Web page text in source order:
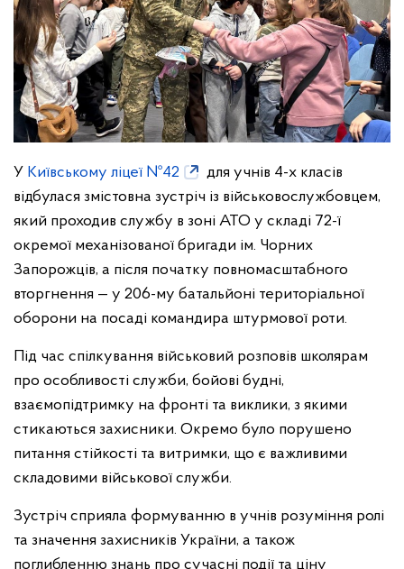
У Київському ліцеї №42
для учнів 4-х класів
відбулася змістовна зустріч із військовослужбовцем,
який проходив службу в зоні АТО у складі 72-ї
окремої механізованої бригади ім. Чорних
Запорожців, а після початку повномасштабного
вторгнення — у 206-му батальйоні територіальної
оборони на посаді командира штурмової роти.
Під час спілкування військовий розповів школярам
про особливості служби, бойові будні,
взаємопідтримку на фронті та виклики, з якими
стикаються захисники. Окремо було порушено
питання стійкості та витримки, що є важливими
складовими військової служби.
Зустріч сприяла формуванню в учнів розуміння ролі
та значення захисників України, а також
поглибленню знань про сучасні події та ціну